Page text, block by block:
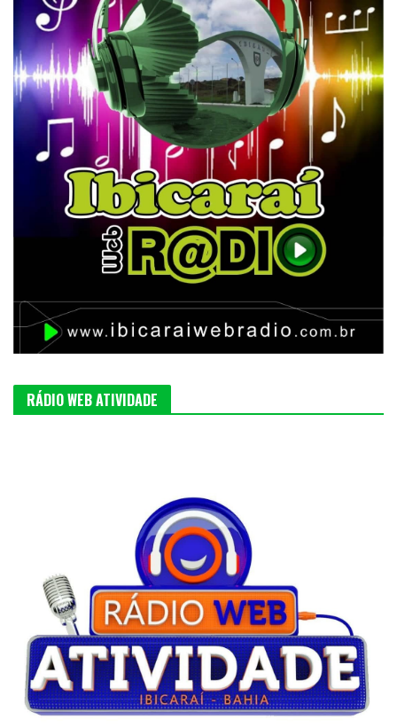
RÁDIO WEB ATIVIDADE